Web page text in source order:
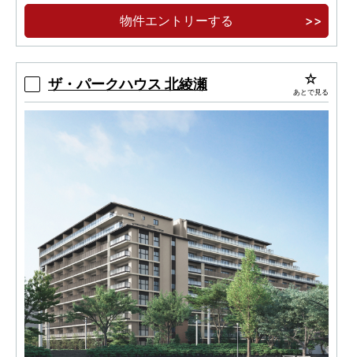
へダイレクトアクセス
総戸数550戸の大規模複合開発タワー＆レジデ
物件エントリーする
ザ・パークハウス 北綾瀬 あとで見る